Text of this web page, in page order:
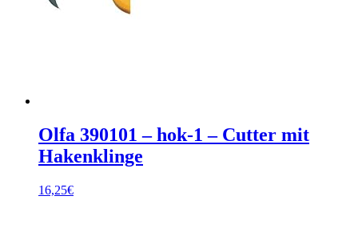
Olfa 390101 – hok-1 – Cutter mit
Hakenklinge
16,25€